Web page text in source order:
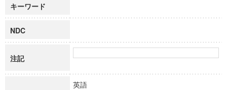
キーワード
NDC
注記
英語